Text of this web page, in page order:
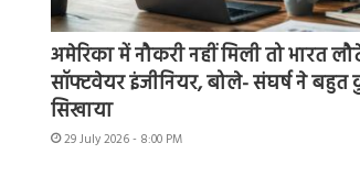
अमेरिका में नौकरी नहीं मिली तो भारत
सॉफ्टवेयर इंजीनियर, बोले- संघर्ष ने
सिखाया
29 July 2026 - 8:00 PM